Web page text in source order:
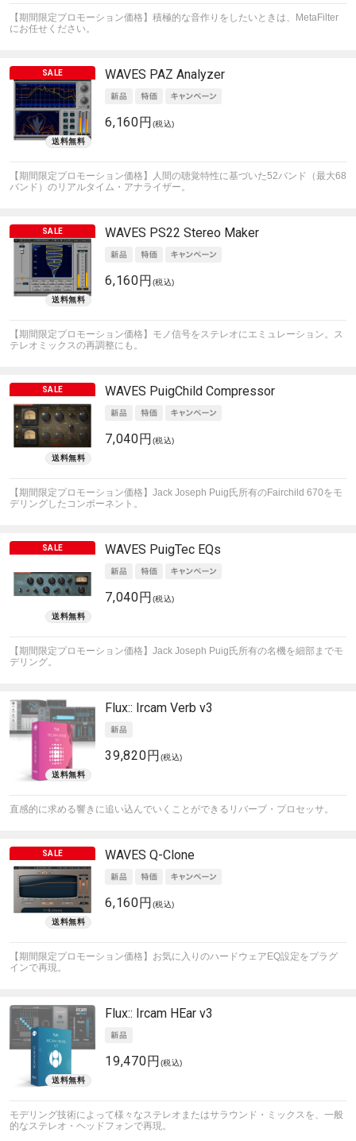
【期間限定プロモーション価格】積極的な音作りをしたいときは、MetaFilter
にお任せください。
WAVES PAZ Analyzer
6,160円 (税込)
【期間限定プロモーション価格】人間の聴覚特性に基づいた52バンド（最大68
バンド）のリアルタイム・アナライザー。
WAVES PS22 Stereo Maker
6,160円 (税込)
【期間限定プロモーション価格】モノ信号をステレオにエミュレーション。ス
テレオミックスの再調整にも。
WAVES PuigChild Compressor
7,040円 (税込)
【期間限定プロモーション価格】Jack Joseph Puig氏所有のFairchild 670をモ
デリングしたコンポーネント。
WAVES PuigTec EQs
7,040円 (税込)
【期間限定プロモーション価格】Jack Joseph Puig氏所有の名機を細部までモ
デリング。
Flux:: Ircam Verb v3
39,820円 (税込)
直感的に求める響きに追い込んでいくことができるリバーブ・プロセッサ。
WAVES Q-Clone
6,160円 (税込)
【期間限定プロモーション価格】お気に入りのハードウェアEQ設定をプラグ
インで再現。
Flux:: Ircam HEar v3
19,470円 (税込)
モデリング技術によって様々なステレオまたはサラウンド・ミックスを、一般
的なステレオ・ヘッドフォンで再現。